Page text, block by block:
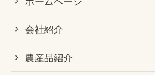
会社紹介
農産品紹介